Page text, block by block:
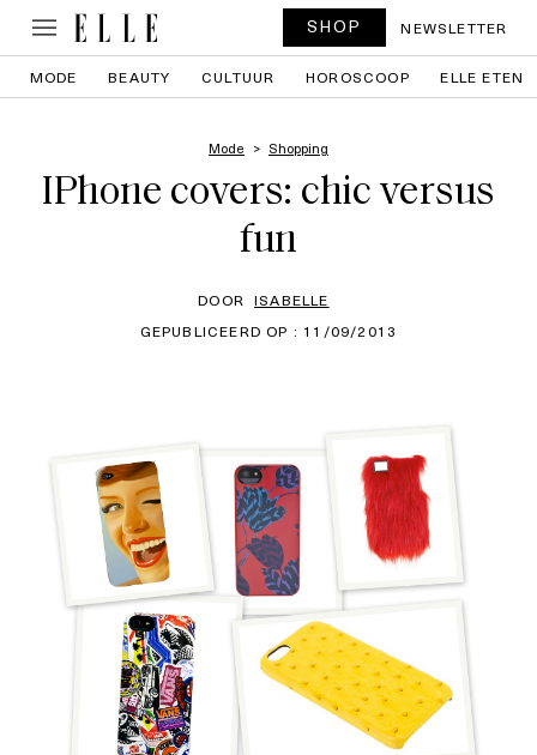
SHOP NEWSLETTER
MODE BEAUTY CULTUUR HOROSCOOP ELLE ETEN
Mode Shopping
IPhone covers: chic versus
fun
DOOR ISABELLE
GEPUBLICEERD OP : 11/09/2013